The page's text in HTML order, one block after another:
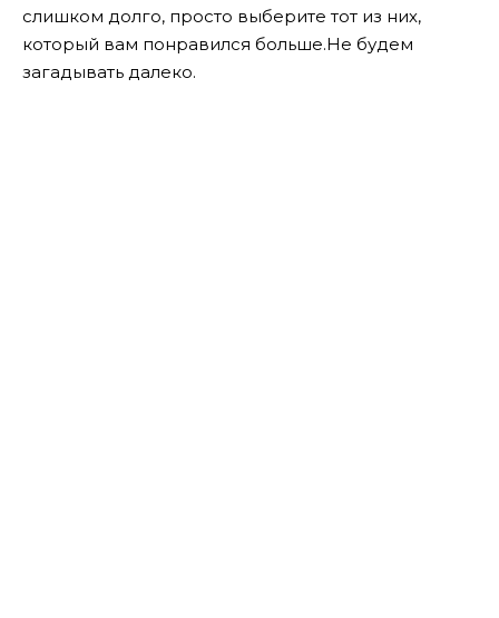
слишком долго, просто выберите тот из них,
который вам понравился больше.Не будем
загадывать далеко.